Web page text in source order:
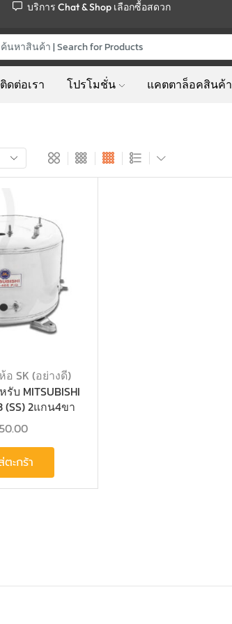
บริการ Chat & Shop เลือกซื้อสดวก
ติดต่อเรา โปรโมชั่น แคตตาล็อคสินค้า
อ SK (อย่างดี)
บ MITSUBISHI
(SS) 2แกน4ขา
ตะกร้า